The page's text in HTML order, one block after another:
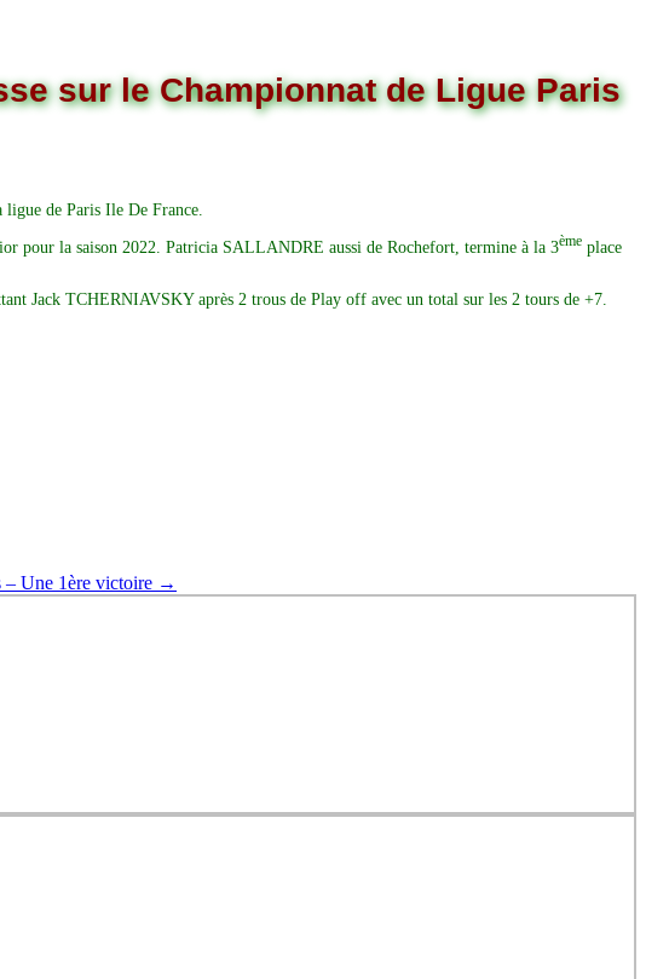
sur le Championnat de Ligue Paris
de Paris Ile De France.
pour la saison 2022. Patricia SALLANDRE aussi de Rochefort, termine à la 3ème place
Jack TCHERNIAVSKY après 2 trous de Play off avec un total sur les 2 tours de +7.
– Une 1ère victoire →